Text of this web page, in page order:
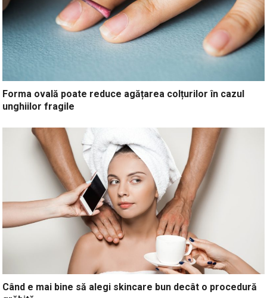
Forma ovală poate reduce agățarea colțurilor în cazul
unghiilor fragile
Când e mai bine să alegi skincare bun decât o procedură